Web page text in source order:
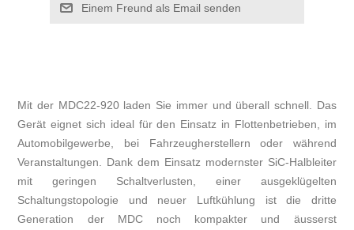
Einem Freund als Email senden
Mit der MDC22-920 laden Sie immer und überall schnell. Das
Gerät eignet sich ideal für den Einsatz in Flottenbetrieben, im
Automobilgewerbe, bei Fahrzeugherstellern oder während
Veranstaltungen. Dank dem Einsatz modernster SiC-Halbleiter
mit geringen Schaltverlusten, einer ausgeklügelten
Schaltungstopologie und neuer Luftkühlung ist die dritte
Generation der MDC noch kompakter und äusserst